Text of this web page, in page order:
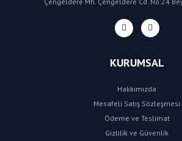
KURUMSAL
Hakkımızda
Mesafeli Satış Sözleşmesi
Ödeme ve Teslimat
Gizlilik ve Güvenlik